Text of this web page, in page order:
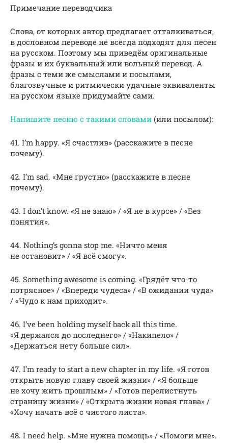
Примечание переводчика
Слова, от которых автор предлагает отталкиваться,
в дословном переводе не всегда подходят для песен
на русском. Поэтому мы приведём оригинальные
фразы и их буквальный или вольный перевод. А
фразы с теми же смыслами и посылами,
благозвучные и ритмически удачные эквиваленты
на русском языке придумайте сами.
Напишите песню с такими словами (или посылом):
41. I’m happy. «Я счастлив» (расскажите в песне
почему).
42. I’m sad. «Мне грустно» (расскажите в песне
почему).
43. I don’t know. «Я не знаю» / «Я не в курсе» / «Без
понятия».
44. Nothing’s gonna stop me. «Ничто меня
не остановит» / «Я всё смогу».
45. Something awesome is coming. «Грядёт что-то
потрясное» / «Впереди чудеса» / «В ожидании чуда»
/ «Чудо к нам приходит».
46. I’ve been holding myself back all this time.
«Я держался до последнего» / «Накипело» /
«Держаться нету больше сил».
47. I’m ready to start a new chapter in my life. «Я готов
открыть новую главу своей жизни» / «Я больше
не хочу жить прошлым» / «Готов перелистнуть
страницу жизни» / «Открыта жизни новая глава» /
«Хочу начать всё с чистого листа».
48. I need help. «Мне нужна помощь» / «Помоги мне».